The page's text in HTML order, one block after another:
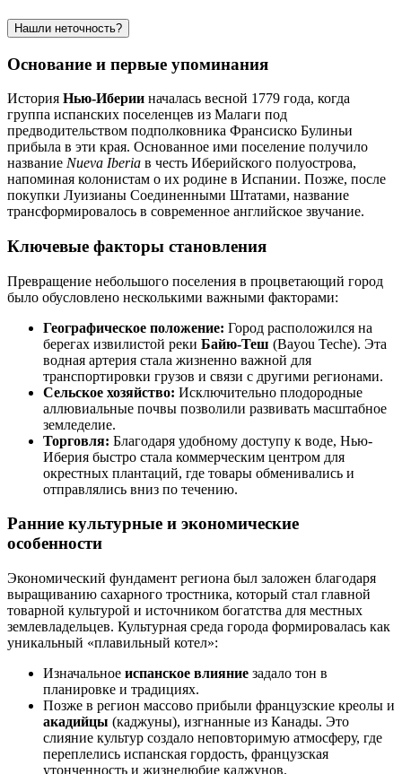
Нашли неточность?
Основание и первые упоминания
История Нью-Иберии началась весной 1779 года, когда
группа испанских поселенцев из Малаги под
предводительством подполковника Франсиско Булиньи
прибыла в эти края. Основанное ими поселение получило
название Nueva Iberia в честь Иберийского полуострова,
напоминая колонистам о их родине в Испании. Позже, после
покупки Луизианы Соединенными Штатами, название
трансформировалось в современное английское звучание.
Ключевые факторы становления
Превращение небольшого поселения в процветающий город
было обусловлено несколькими важными факторами:
Географическое положение: Город расположился на
берегах извилистой реки Байю-Теш (Bayou Teche). Эта
водная артерия стала жизненно важной для
транспортировки грузов и связи с другими регионами.
Сельское хозяйство: Исключительно плодородные
аллювиальные почвы позволили развивать масштабное
земледелие.
Торговля: Благодаря удобному доступу к воде, Нью-
Иберия быстро стала коммерческим центром для
окрестных плантаций, где товары обменивались и
отправлялись вниз по течению.
Ранние культурные и экономические
особенности
Экономический фундамент региона был заложен благодаря
выращиванию сахарного тростника, который стал главной
товарной культурой и источником богатства для местных
землевладельцев. Культурная среда города формировалась как
уникальный «плавильный котел»:
Изначальное испанское влияние задало тон в
планировке и традициях.
Позже в регион массово прибыли французские креолы и
акадийцы (каджуны), изгнанные из Канады. Это
слияние культур создало неповторимую атмосферу, где
переплелись испанская гордость, французская
утонченность и жизнелюбие каджунов.